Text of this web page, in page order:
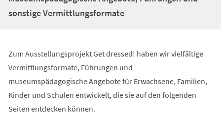
sonstige Vermittlungsformate
Zum Ausstellungsprojekt Get dressed! haben wir vielfältige
Vermittlungsformate, Führungen und
museumspädagogische Angebote für Erwachsene, Familien,
Kinder und Schulen entwickelt, die sie auf den folgenden
Seiten entdecken können.